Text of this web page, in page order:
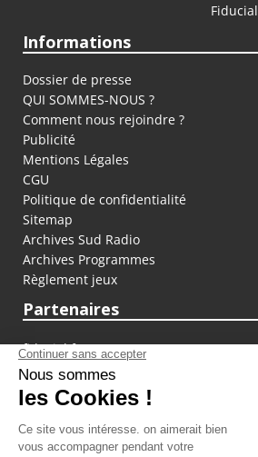
Fiducial
Informations
Dossier de presse
QUI SOMMES-NOUS ?
Comment nous rejoindre ?
Publicité
Mentions Légales
CGU
Politique de confidentialité
Sitemap
Archives Sud Radio
Archives Programmes
Règlement jeux
Partenaires
fiducial.fr
lyoncapitale.fr
olympique-et-lyonnais.com
L'application Iphone / Android